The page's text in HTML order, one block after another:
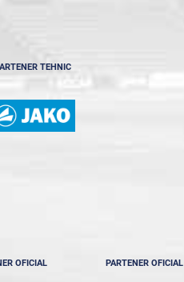
TEHNIC
OFICIAL PARTENER OFICIAL